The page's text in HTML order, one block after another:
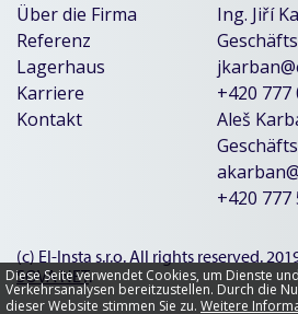
Diese Seite verwendet Cookies, um Dienste und
Verkehrsanalysen bereitzustellen. Durch die
dieser Website stimmen Sie zu. Weitere
Über die Firma
Referenz
Lagerhaus
Karriere
Kontakt
Ing. Jiří
+420 777
Aleš
+420 777
(c) El-Insta s.r.o. All rights reserved.
SOVA NET.